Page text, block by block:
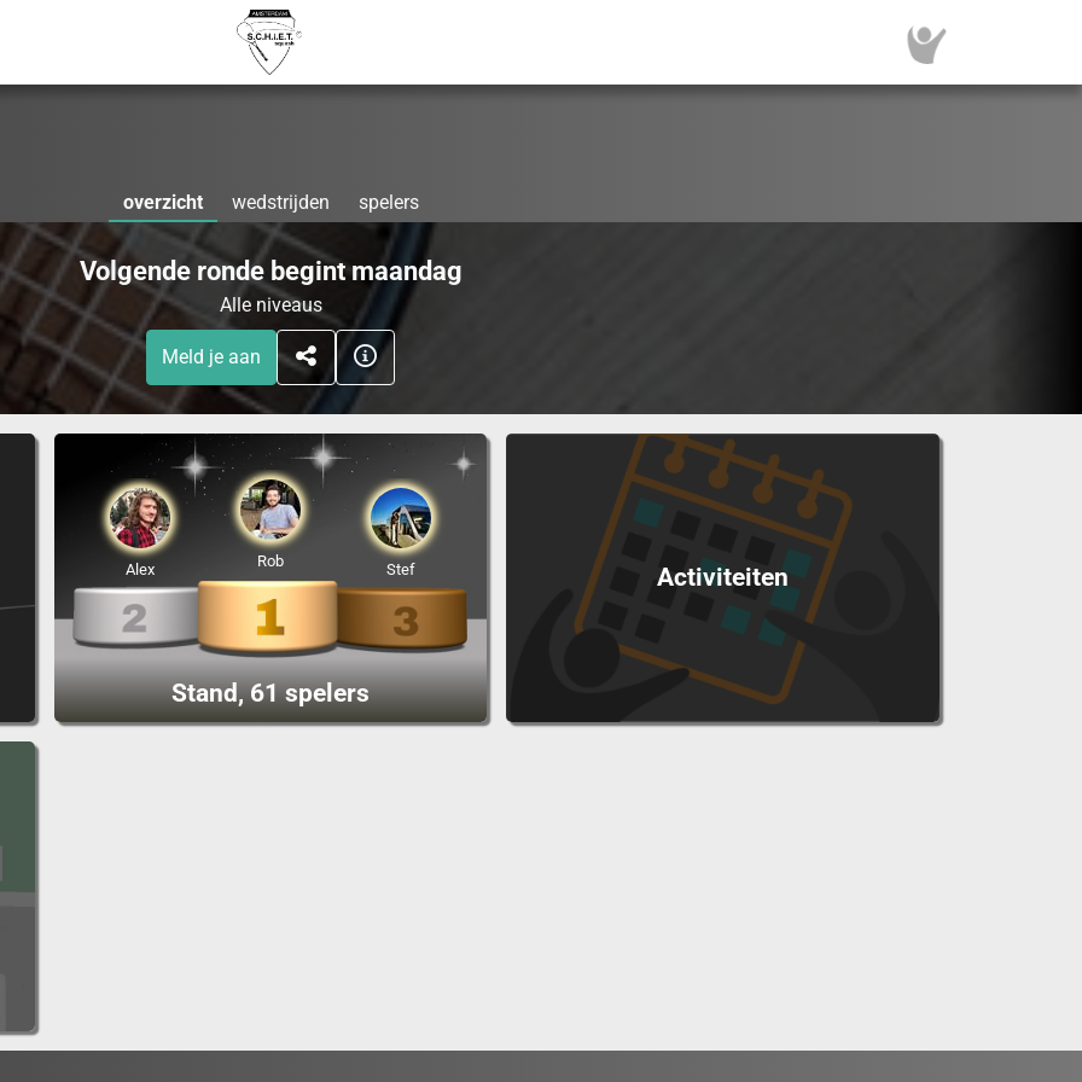
overzicht wedstrijden spelers
Volgende ronde begint maandag
Alle niveaus
Meld je aan
Stand, 61 spelers
Rob
Alex Stef Activiteiten